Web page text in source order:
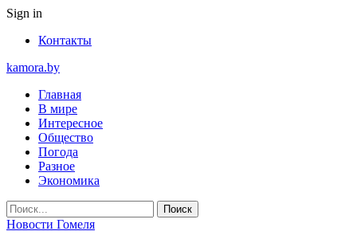
Sign in
Контакты
kamora.by
Главная
В мире
Интересное
Общество
Погода
Разное
Экономика
Новости Гомеля